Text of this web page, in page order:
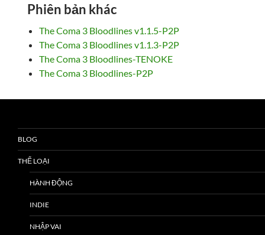
Phiên bản khác
The Coma 3 Bloodlines v1.1.5-P2P
The Coma 3 Bloodlines v1.1.3-P2P
The Coma 3 Bloodlines-TENOKE
The Coma 3 Bloodlines-P2P
BLOG
THỂ LOẠI
HÀNH ĐỘNG
INDIE
NHẬP VAI